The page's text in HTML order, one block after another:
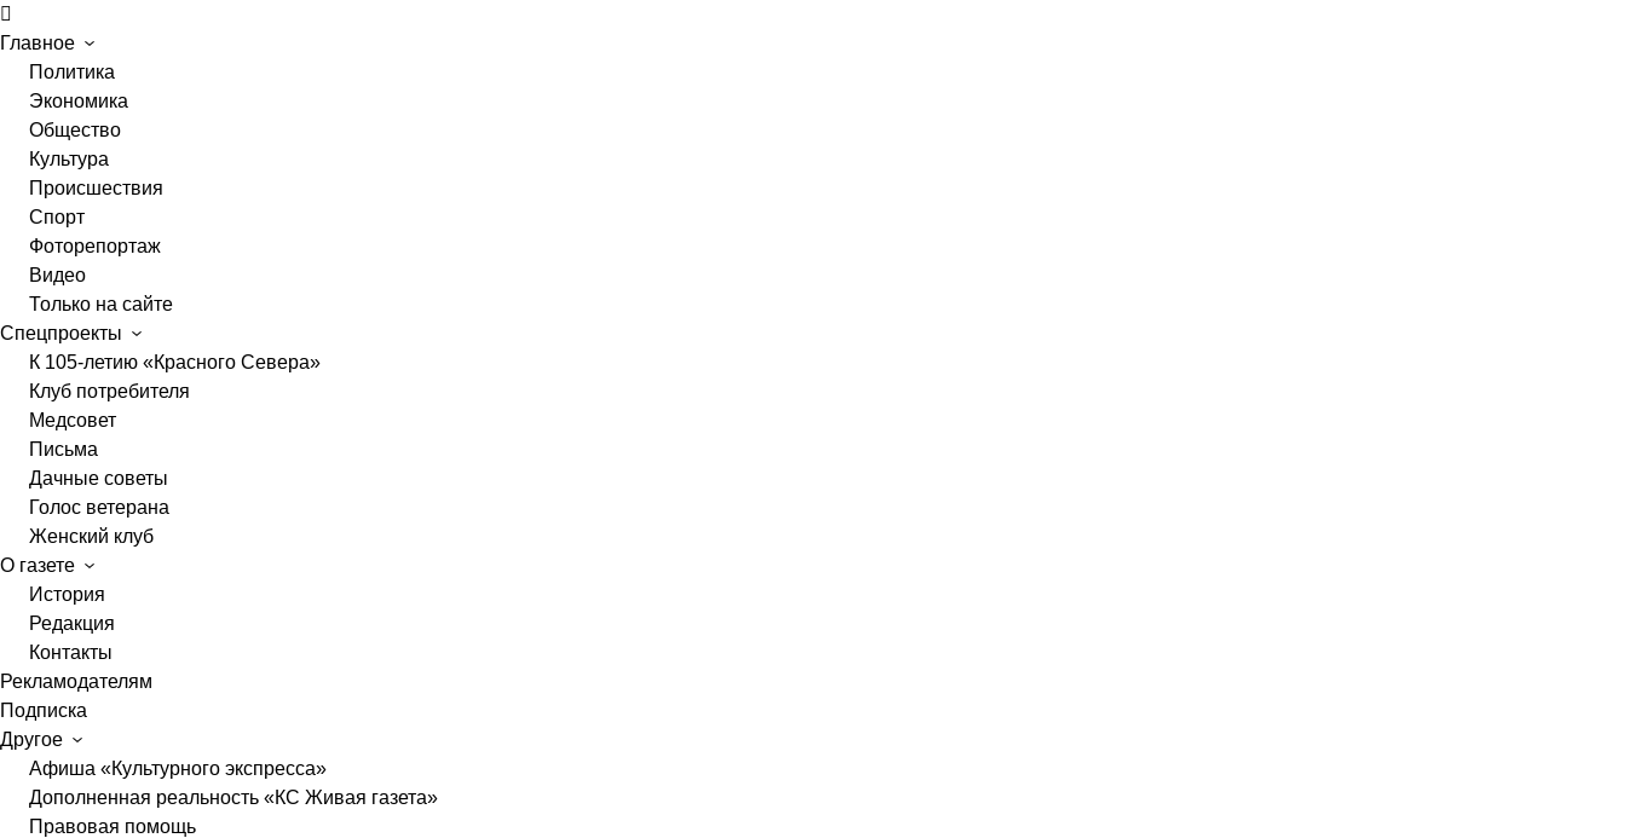
Главное
Политика
Экономика
Общество
Культура
Происшествия
Спорт
Фоторепортаж
Видео
Только на сайте
Спецпроекты
К 105-летию «Красного Севера»
Клуб потребителя
Медсовет
Письма
Дачные советы
Голос ветерана
Женский клуб
О газете
История
Редакция
Контакты
Рекламодателям
Подписка
Другое
Афиша «Культурного экспресса»
Дополненная реальность «КС Живая газета»
Правовая помощь